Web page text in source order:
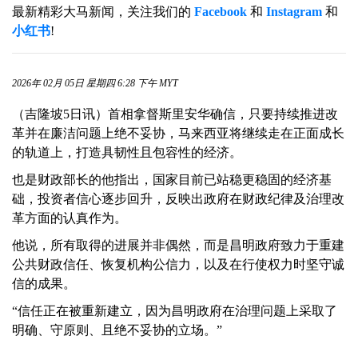
最新精彩大马新闻，关注我们的 Facebook 和 Instagram 和
小红书!
2026年 02月 05日 星期四 6:28 下午 MYT
（吉隆坡5日讯）首相拿督斯里安华确信，只要持续推进改
革并在廉洁问题上绝不妥协，马来西亚将继续走在正面成长
的轨道上，打造具韧性且包容性的经济。
也是财政部长的他指出，国家目前已站稳更稳固的经济基
础，投资者信心逐步回升，反映出政府在财政纪律及治理改
革方面的认真作为。
他说，所有取得的进展并非偶然，而是昌明政府致力于重建
公共财政信任、恢复机构公信力，以及在行使权力时坚守诚
信的成果。
“信任正在被重新建立，因为昌明政府在治理问题上采取了
明确、守原则、且绝不妥协的立场。”